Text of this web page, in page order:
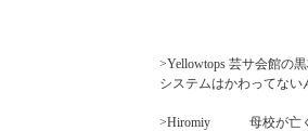
>Yellowtops 芸サ会館の
システムはかわってない
>Hiromiy 母校が亡く